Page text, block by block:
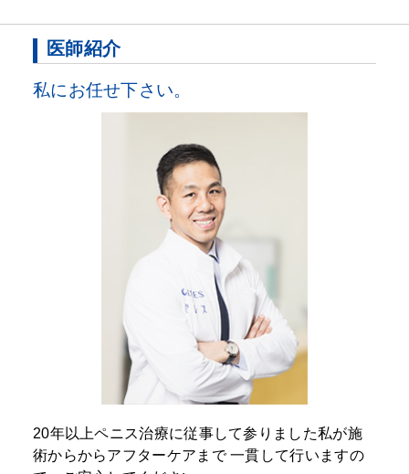
医師紹介
私にお任せ下さい。
20年以上ペニス治療に従事して参りました私が施
術からからアフターケアまで一貫して行いますの